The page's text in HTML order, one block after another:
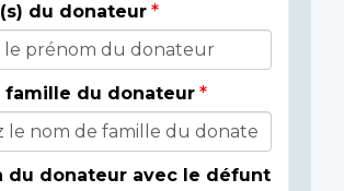
du donateur
famille du donateur
du donateur avec le défunt